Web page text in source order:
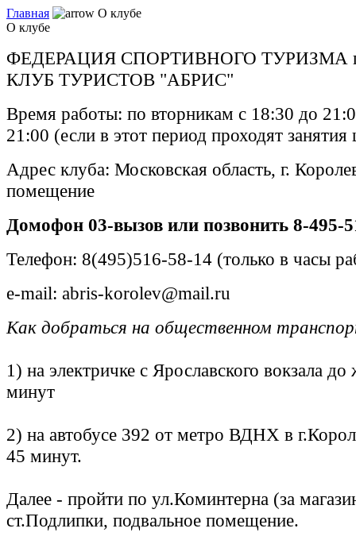
Главная
О клубе
О клубе
ФЕДЕРАЦИЯ СПОРТИВНОГО ТУРИЗМА
КЛУБ ТУРИСТОВ "АБРИС"
Время работы: по вторникам с 18:30 до
21:00 (если в этот период проходят
Адрес клуба: Московская область, г.
помещение
Домофон 03-вызов или позвонить 8-495-
Телефон: 8(495)516-58-14 (только в часы
e-mail: abris-korolev@mail.ru
Как добраться на общественном
1) на электричке с Ярославского вокзала
минут
2) на автобусе 392 от метро ВДНХ в
45 минут.
Далее - пройти по ул.Коминтерна (за
ст.Подлипки, подвальное помещение.